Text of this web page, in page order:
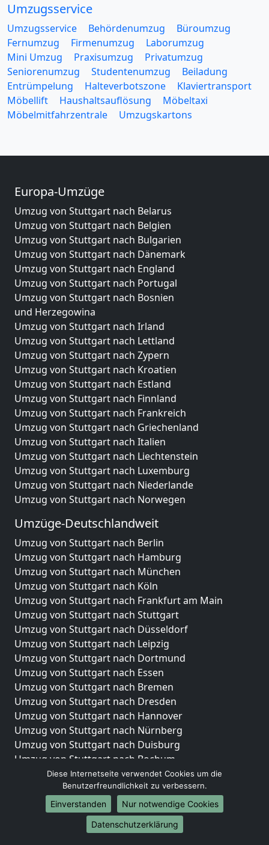
Umzugsservice
Umzugsservice Behördenumzug
Büroumzug
Fernumzug
Firmenumzug
Laborumzug
Mini Umzug
Praxisumzug
Privatumzug
Seniorenumzug
Studentenumzug
Beiladung
Entrümpelung
Halteverbotszone
Klaviertransport
Möbellift
Haushaltsauflösung
Möbeltaxi
Möbelmitfahrzentrale
Umzugskartons
Europa-Umzüge
Umzug von Stuttgart nach Belarus
Umzug von Stuttgart nach Belgien
Umzug von Stuttgart nach Bulgarien
Umzug von Stuttgart nach Dänemark
Umzug von Stuttgart nach England
Umzug von Stuttgart nach Portugal
Umzug von Stuttgart nach Bosnien
und Herzegowina
Umzug von Stuttgart nach Irland
Umzug von Stuttgart nach Lettland
Umzug von Stuttgart nach Zypern
Umzug von Stuttgart nach Kroatien
Umzug von Stuttgart nach Estland
Umzug von Stuttgart nach Finnland
Umzug von Stuttgart nach Frankreich
Umzug von Stuttgart nach Griechenland
Umzug von Stuttgart nach Italien
Umzug von Stuttgart nach Liechtenstein
Umzug von Stuttgart nach Luxemburg
Umzug von Stuttgart nach Niederlande
Umzug von Stuttgart nach Norwegen
Umzüge-Deutschlandweit
Umzug von Stuttgart nach Berlin
Umzug von Stuttgart nach Hamburg
Umzug von Stuttgart nach München
Umzug von Stuttgart nach Köln
Umzug von Stuttgart nach Frankfurt am Main
Umzug von Stuttgart nach Stuttgart
Umzug von Stuttgart nach Düsseldorf
Umzug von Stuttgart nach Leipzig
Umzug von Stuttgart nach Dortmund
Umzug von Stuttgart nach Essen
Umzug von Stuttgart nach Bremen
Umzug von Stuttgart nach Dresden
Umzug von Stuttgart nach Hannover
Umzug von Stuttgart nach Nürnberg
Umzug von Stuttgart nach Duisburg
Umzug von Stuttgart nach Bochum
Umzug von Stuttgart nach Wuppertal
Umzug von Stuttgart nach Bielefeld
Umzug von Stuttgart nach Bonn
Umzug von Stuttgart nach Münster
Diese Internetseite verwendet Cookies um die
Benutzerfreundlichkeit zu verbessern.
Einverstanden
Nur notwendige Cookies
Datenschutzerklärung